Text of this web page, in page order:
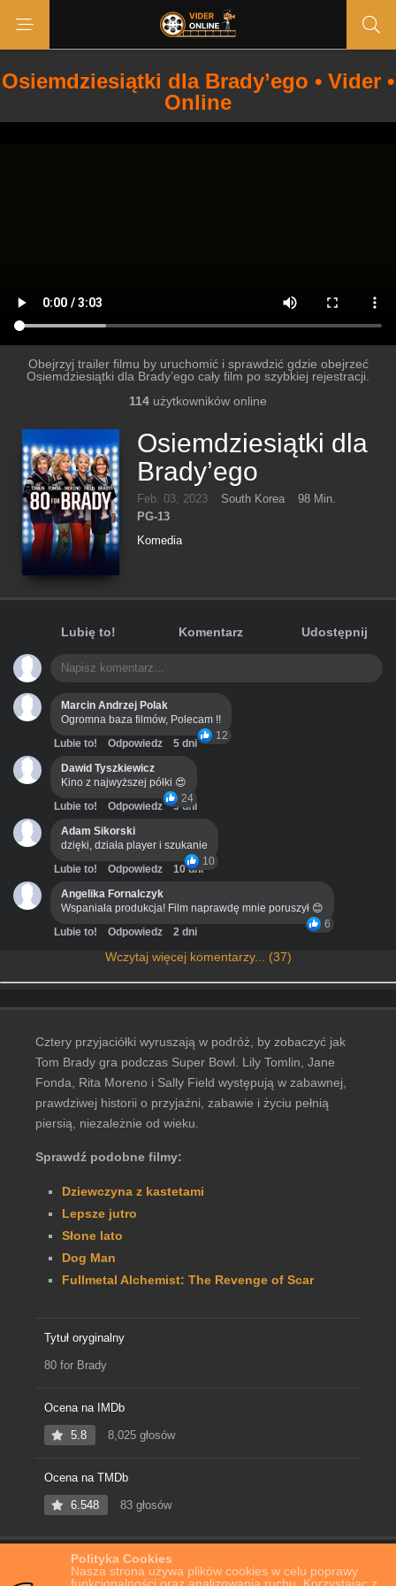
Polityka Cookies
Nasza strona używa plików cookies w celu poprawy
Osiemdziesiątki dla Brady’ego • Vider •
Online
Obejrzyj trailer filmu by uruchomić i sprawdzić gdzie obejrzeć
Osiemdziesiątki dla Brady’ego cały film po szybkiej rejestracji.
114 użytkowników online
Osiemdziesiątki dla
Brady’ego
Feb. 03, 2023 South Korea
98 Min.
PG-13
Komedia
Lubię to! Komentarz Udostępnij
Marcin Andrzej Polak
Ogromna baza filmów, Polecam !!
12
Lubie to! Odpowiedz
5 dni
Dawid Tyszkiewicz
Kino z najwyższej półki 😍
24
Lubie to! Odpowiedz
3 dni
Adam Sikorski
dzięki, działa player i szukanie
10
Lubie to! Odpowiedz
10 dni
Angelika Fornalczyk
Wspaniała produkcja! Film naprawdę mnie poruszył 😊
6
Lubie to! Odpowiedz 2 dni
Wczytaj więcej komentarzy... (37)
Cztery przyjaciółki wyruszają w podróż, by zobaczyć jak
Tom Brady gra podczas Super Bowl. Lily Tomlin, Jane
Fonda, Rita Moreno i Sally Field występują w zabawnej,
prawdziwej historii o przyjaźni, zabawie i życiu pełnią
piersią, niezależnie od wieku.
Sprawdź podobne filmy:
Dziewczyna z kastetami
Lepsze jutro
Słone lato
Dog Man
Fullmetal Alchemist: The Revenge of Scar
Tytuł oryginalny
80 for Brady
Ocena na IMDb
5.8 8,025 głosów
Ocena na TMDb
6.548 83 głosów
Film Online Osiemdziesiątki dla Brady’ego